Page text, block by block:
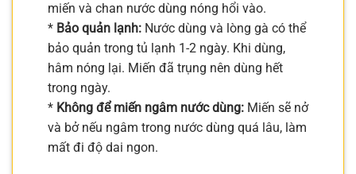
miến và chan nước dùng nóng hổi vào.
* Bảo quản lạnh: Nước dùng và lòng gà có thể
bảo quản trong tủ lạnh 1-2 ngày. Khi dùng,
hâm nóng lại. Miến đã trụng nên dùng hết
trong ngày.
* Không để miến ngâm nước dùng: Miến sẽ nở
và bở nếu ngâm trong nước dùng quá lâu, làm
mất đi độ dai ngon.